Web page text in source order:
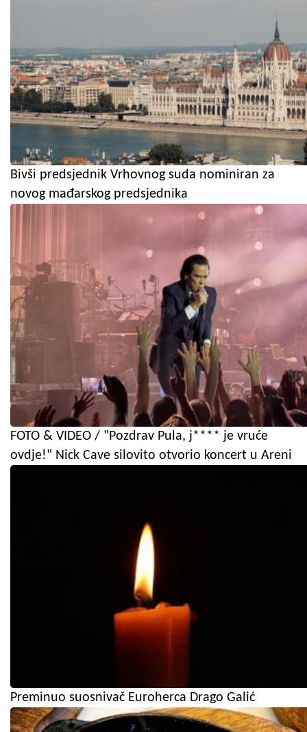
Bivši predsjednik Vrhovnog suda nominiran za
novog mađarskog predsjednika
FOTO & VIDEO / "Pozdrav Pula, j**** je vruće
ovdje!" Nick Cave silovito otvorio koncert u Areni
Preminuo suosnivač Euroherca Drago Galić